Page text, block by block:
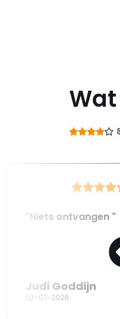
"Niets ontvangen "
Judi Goddijn
02-07-2026